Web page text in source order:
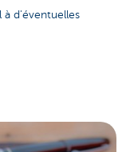
à d'éventuelles